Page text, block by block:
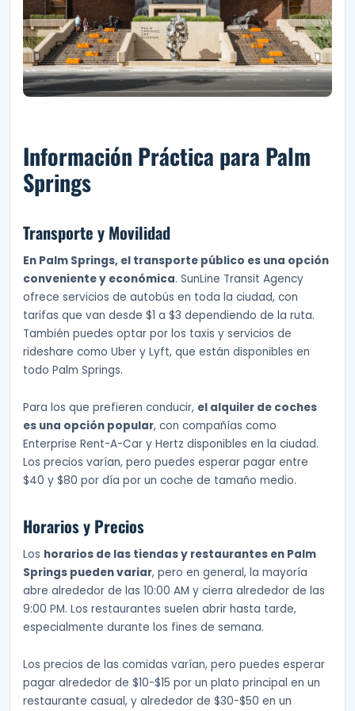
Información Práctica para Palm
Springs
Transporte y Movilidad
En Palm Springs, el transporte público es una opción
conveniente y económica. SunLine Transit Agency
ofrece servicios de autobús en toda la ciudad, con
tarifas que van desde $1 a $3 dependiendo de la ruta.
También puedes optar por los taxis y servicios de
rideshare como Uber y Lyft, que están disponibles en
todo Palm Springs.
Para los que prefieren conducir, el alquiler de coches
es una opción popular, con compañías como
Enterprise Rent-A-Car y Hertz disponibles en la ciudad.
Los precios varían, pero puedes esperar pagar entre
$40 y $80 por día por un coche de tamaño medio.
Horarios y Precios
Los horarios de las tiendas y restaurantes en Palm
Springs pueden variar, pero en general, la mayoría
abre alrededor de las 10:00 AM y cierra alrededor de las
9:00 PM. Los restaurantes suelen abrir hasta tarde,
especialmente durante los fines de semana.
Los precios de las comidas varían, pero puedes esperar
pagar alrededor de $10-$15 por un plato principal en un
restaurante casual, y alrededor de $30-$50 en un